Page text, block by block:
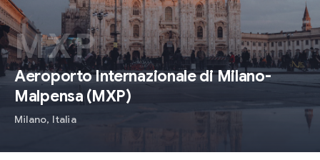
MXP
Aeroporto Internazionale di Milano-
Malpensa (MXP)
Milano, Italia